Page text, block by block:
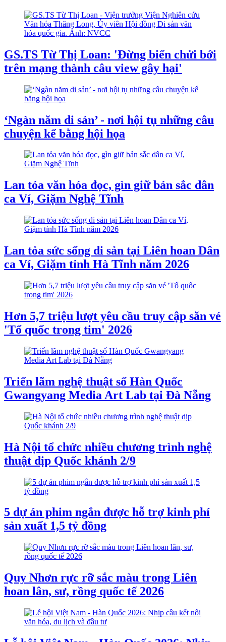
GS.TS Từ Thị Loan: 'Đừng biến chửi bới
trên mạng thành câu view gây hại'
‘Ngàn năm di sản’ - nơi hội tụ những câu
chuyện kể bằng hội họa
Lan tỏa văn hóa đọc, gìn giữ bản sắc dân
ca Ví, Giặm Nghệ Tĩnh
Lan tỏa sức sống di sản tại Liên hoan Dân
ca Ví, Giặm tỉnh Hà Tĩnh năm 2026
Hơn 5,7 triệu lượt yêu cầu truy cập săn vé
'Tổ quốc trong tim' 2026
Triển lãm nghệ thuật số Hàn Quốc
Gwangyang Media Art Lab tại Đà Nẵng
Hà Nội tổ chức nhiều chương trình nghệ
thuật dịp Quốc khánh 2/9
5 dự án phim ngắn được hỗ trợ kinh phí
sản xuất 1,5 tỷ đồng
Quy Nhơn rực rỡ sắc màu trong Liên
hoan lân, sư, rồng quốc tế 2026